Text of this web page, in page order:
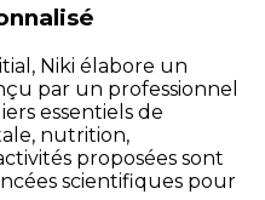
Niki élabore un
par un professionnel
essentiels de
nutrition,
proposées sont
scientifiques pour